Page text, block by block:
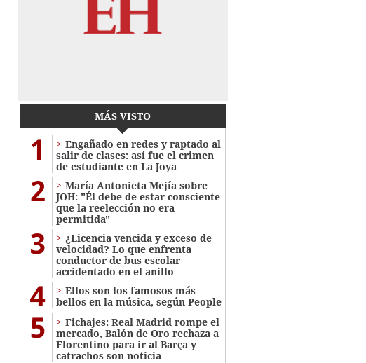
MÁS VISTO
1
Engañado en redes y raptado al
salir de clases: así fue el crimen
de estudiante en La Joya
2
María Antonieta Mejía sobre
JOH: "Él debe de estar consciente
que la reelección no era
permitida"
3
¿Licencia vencida y exceso de
velocidad? Lo que enfrenta
conductor de bus escolar
accidentado en el anillo
4
Ellos son los famosos más
bellos en la música, según People
5
Fichajes: Real Madrid rompe el
mercado, Balón de Oro rechaza a
Florentino para ir al Barça y
catrachos son noticia